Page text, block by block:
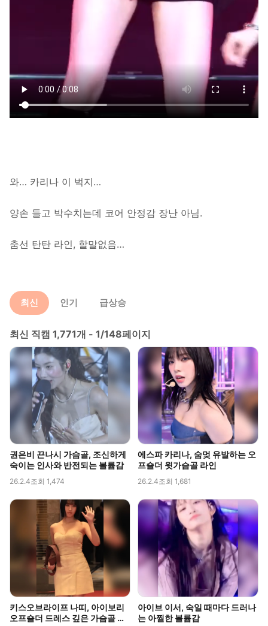
와… 카리나 이 벅지…
양손 들고 박수치는데 코어 안정감 장난 아님.
춤선 탄탄 라인, 할말없음…
최신 인기 급상승
최신 직캠 1,771개 - 1/148페이지
권은비 끈나시 가슴골, 조신하게
숙이는 인사와 반전되는 볼륨감
26.2.4조회 1,474
에스파 카리나, 숨멎 유발하는 오
프숄더 윗가슴골 라인
26.2.4조회 1,681
키스오브라이프 나띠, 아이보리
오프숄더 드레스 깊은 가슴골 라
아이브 이서, 숙일 때마다 드러나
는 아찔한 볼륨감